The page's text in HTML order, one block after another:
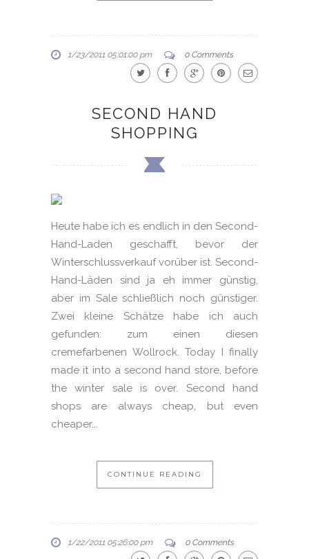
1/23/2011 05:01:00 pm 0 Comments
SECOND HAND
SHOPPING
Heute habe ich es endlich in den Second-
Hand-Laden geschafft, bevor der
Winterschlussverkauf vorüber ist. Second-
Hand-Läden sind ja eh immer günstig,
aber im Sale schließlich noch günstiger.
Zwei kleine Schätze habe ich auch
gefunden: zum einen diesen
cremefarbenen Wollrock. Today I finally
made it into a second hand store, before
the winter sale is over. Second hand
shops are always cheap, but even
cheaper...
CONTINUE READING
1/22/2011 05:26:00 pm 0 Comments